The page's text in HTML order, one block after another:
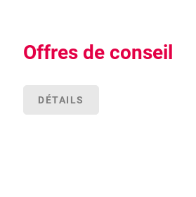
Offres de conseil
DÉTAILS